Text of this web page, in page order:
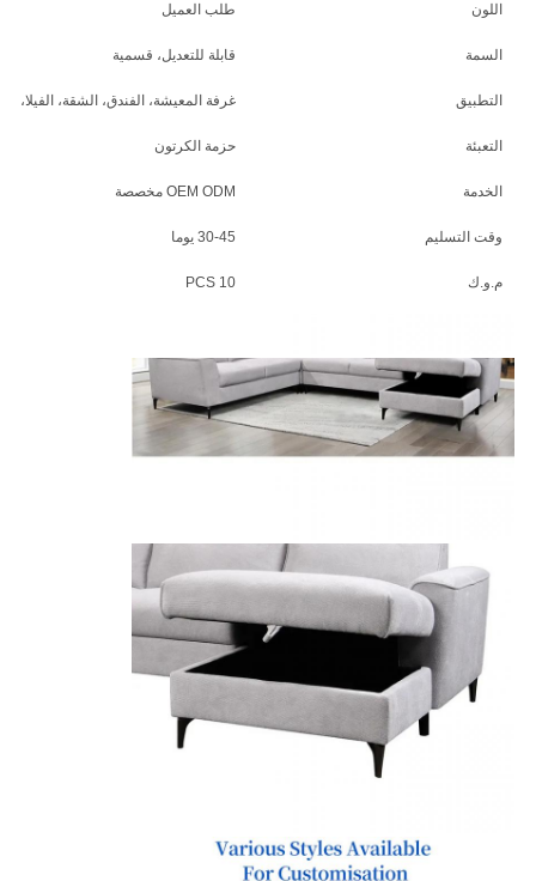
اللون طلب العميل
السمة قابلة للتعديل، قسمية
التطبيق غرفة المعيشة، الفندق، الشقة، الفيلا،
التعبئة حزمة الكرتون
الخدمة OEM ODM مخصصة
وقت التسليم 30-45 يوما
م.و.ك 10 PCS